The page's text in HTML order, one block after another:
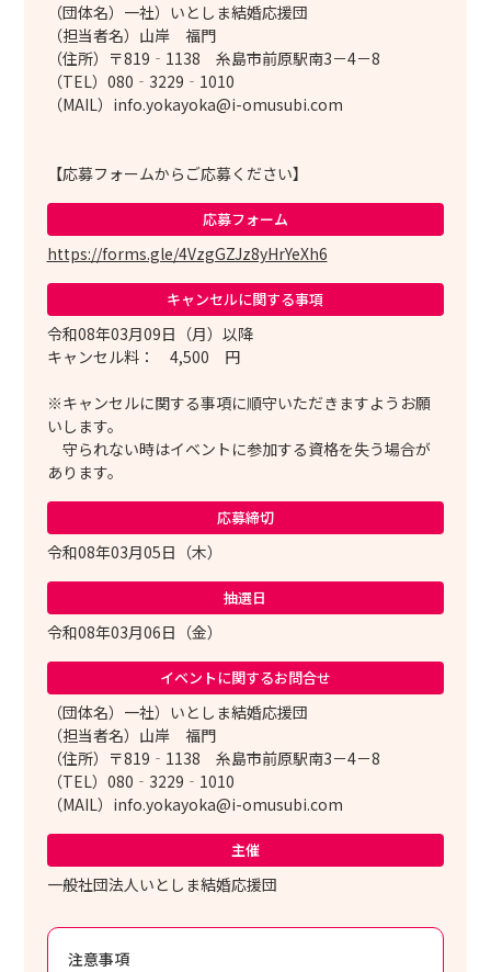
（団体名）一社）いとしま結婚応援団
（担当者名）山岸 福門
（住所）〒819‐1138 糸島市前原駅南3－4－8
（TEL）080‐3229‐1010
（MAIL）info.yokayoka@i-omusubi.com
【応募フォームからご応募ください】
応募フォーム
https://forms.gle/4VzgGZJz8yHrYeXh6
キャンセルに関する事項
令和08年03月09日（月）以降
キャンセル料： 4,500 円
※キャンセルに関する事項に順守いただきますようお願
いします。
守られない時はイベントに参加する資格を失う場合が
あります。
応募締切
令和08年03月05日（木）
抽選日
令和08年03月06日（金）
イベントに関するお問合せ
（団体名）一社）いとしま結婚応援団
（担当者名）山岸 福門
（住所）〒819‐1138 糸島市前原駅南3－4－8
（TEL）080‐3229‐1010
（MAIL）info.yokayoka@i-omusubi.com
主催
一般社団法人いとしま結婚応援団
注意事項